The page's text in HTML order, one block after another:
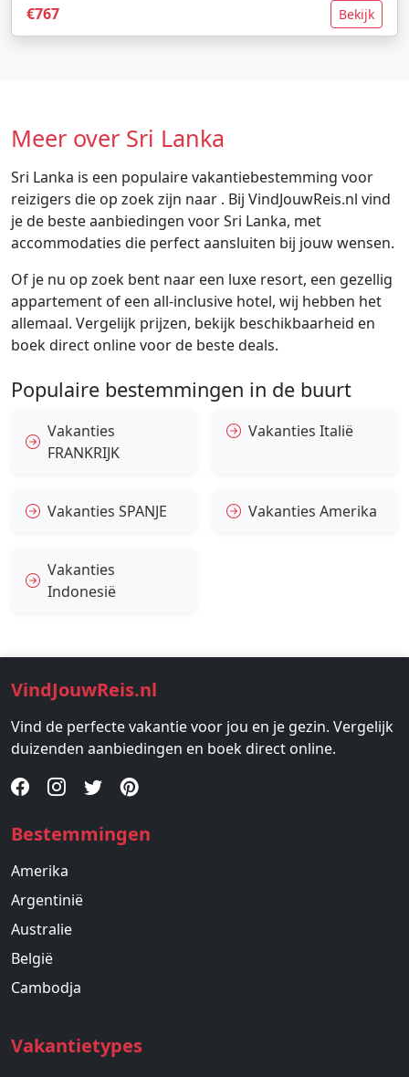
€767 Bekijk
Meer over Sri Lanka
Sri Lanka is een populaire vakantiebestemming voor
reizigers die op zoek zijn naar . Bij VindJouwReis.nl vind
je de beste aanbiedingen voor Sri Lanka, met
accommodaties die perfect aansluiten bij jouw wensen.
Of je nu op zoek bent naar een luxe resort, een gezellig
appartement of een all-inclusive hotel, wij hebben het
allemaal. Vergelijk prijzen, bekijk beschikbaarheid en
boek direct online voor de beste deals.
Populaire bestemmingen in de buurt
Vakanties
FRANKRIJK
Vakanties Italië
Vakanties SPANJE Vakanties Amerika
Vakanties
Indonesië
VindJouwReis.nl
Vind de perfecte vakantie voor jou en je gezin. Vergelijk
duizenden aanbiedingen en boek direct online.
Bestemmingen
Amerika
Argentinië
Australie
België
Cambodja
Vakantietypes